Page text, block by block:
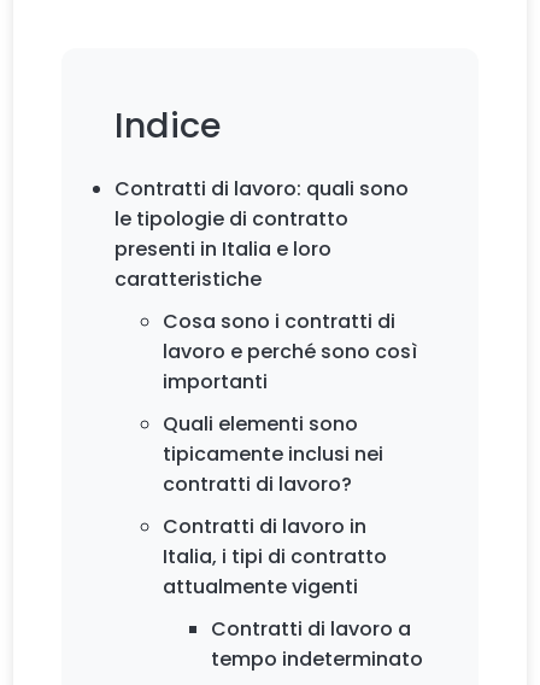
Indice
Contratti di lavoro: quali sono
le tipologie di contratto
presenti in Italia e loro
caratteristiche
Cosa sono i contratti di
lavoro e perché sono così
importanti
Quali elementi sono
tipicamente inclusi nei
contratti di lavoro?
Contratti di lavoro in
Italia, i tipi di contratto
attualmente vigenti
Contratti di lavoro a
tempo indeterminato